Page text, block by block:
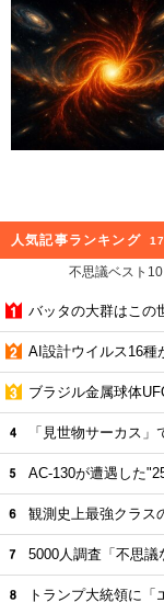
人気記事ランキング
不思議ベスト10
バッタの大群はこの
AI設計ウイルス16種
ブラジル金属球体
「見世物サーカス
AC-130が遭遇した
観測史上最強クラス
5000人調査「不思議
トランプ大統領に